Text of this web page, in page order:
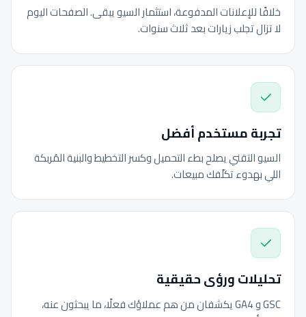
خلافًا للإعلانات المدفوعة، استثمار السيو يبقى. الصفحات اليوم
لا تزال تجلب زيارات بعد ثلاث سنوات.
تجربة مستخدم أفضل
السيو التقني يصلح بطء التحميل وكسر التخطيط والبنية المُربكة
اللي بهدوء تكلّفك مبيعات.
تحليلات ورؤى حقيقية
GSC و GA4 يكشفان من هم عملاؤك فعلًا، ما يبحثون عنه،